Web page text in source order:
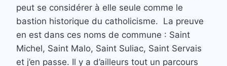
peut se considérer à elle seule comme le
bastion historique du catholicisme. La preuve
en est dans ces noms de commune : Saint
Michel, Saint Malo, Saint Suliac, Saint Servais
et j’en passe. Il y a d’ailleurs tout un parcours